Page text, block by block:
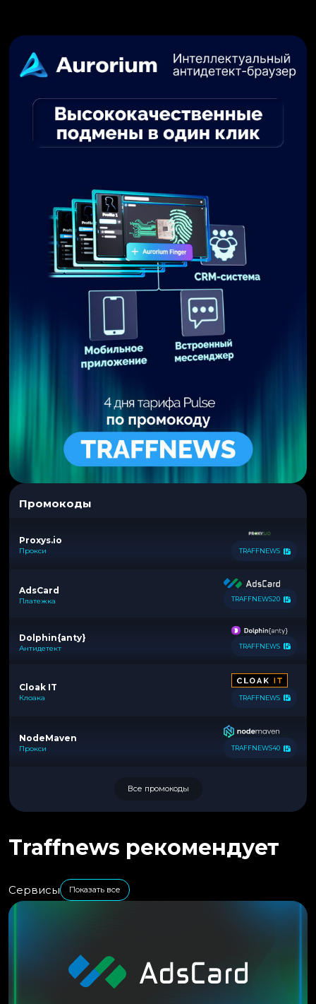
Промокоды
Proxys.io
Прокси TRAFFNEWS
AdsCard
Платежка TRAFFNEWS20
Dolphin{anty}
Антидетект TRAFFNEWS
Cloak IT
Клоака TRAFFNEWS
NodeMaven
Прокси TRAFFNEWS40
Все промокоды
Traffnews рекомендует
Сервисы Показать все